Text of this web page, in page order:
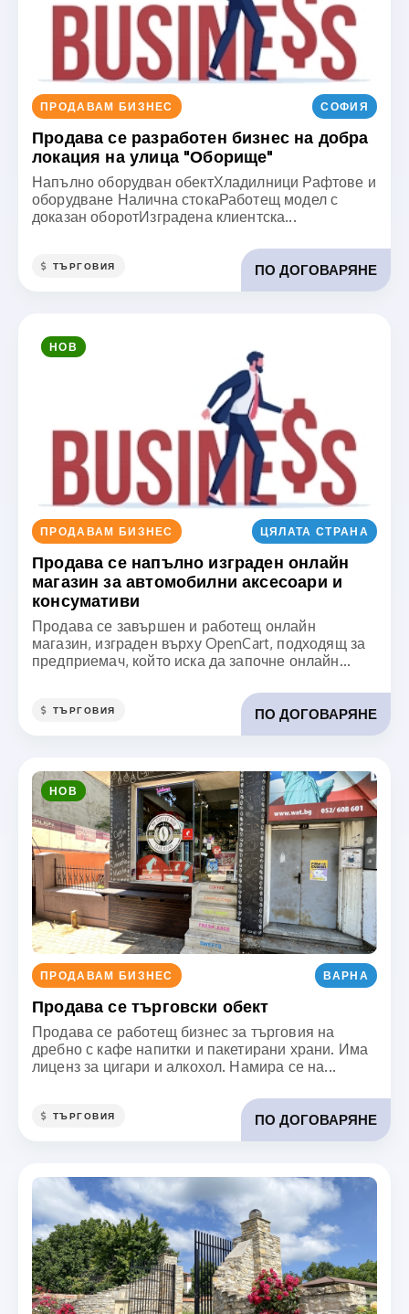
ПРОДАВАМ БИЗНЕС СОФИЯ
Продава се разработен бизнес на добра
локация на улица "Оборище"
Напълно оборудван обектХладилници Рафтове и
оборудване Налична стокаРаботещ модел с
доказан оборотИзградена клиентска...
ПО ДОГОВАРЯНЕ
ТЪРГОВИЯ
НОВ
ПРОДАВАМ БИЗНЕС ЦЯЛАТА СТРАНА
Продава се напълно изграден онлайн
магазин за автомобилни аксесоари и
консумативи
Продава се завършен и работещ онлайн
магазин, изграден върху OpenCart, подходящ за
предприемач, който иска да започне онлайн...
ПО ДОГОВАРЯНЕ
ТЪРГОВИЯ
НОВ
ПРОДАВАМ БИЗНЕС ВАРНА
Продава се търговски обект
Продава се работещ бизнес за търговия на
дребно с кафе напитки и пакетирани храни. Има
лиценз за цигари и алкохол. Намира се на...
ПО ДОГОВАРЯНЕ
ТЪРГОВИЯ